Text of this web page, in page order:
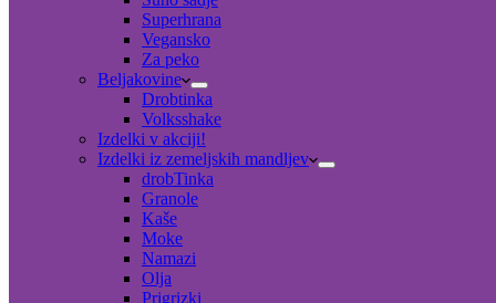
Superhrana
Vegansko
Za peko
Beljakovine
Drobtinka
Volksshake
Izdelki v akciji!
Izdelki iz zemeljskih mandljev
drobTinka
Granole
Kaše
Moke
Namazi
Olja
Prigrizki